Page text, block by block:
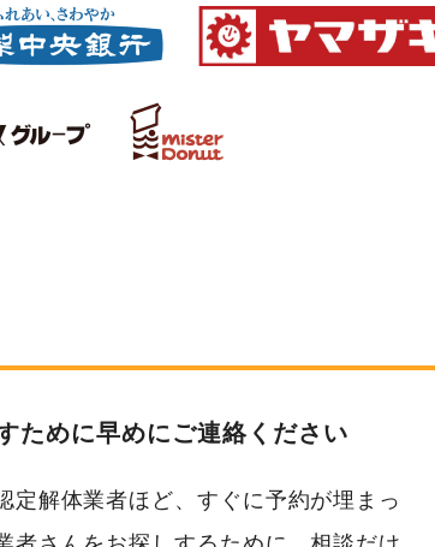
ために早めにご連絡ください
定解体業者ほど、すぐに予約が埋まっ